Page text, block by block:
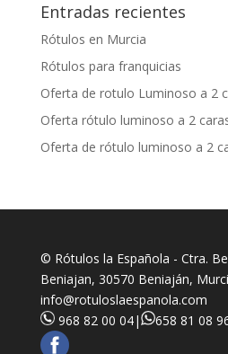
Entradas recientes
Rótulos en Murcia
Rótulos para franquicias
Oferta de rotulo Luminoso a 2
Oferta rótulo luminoso a 2
Oferta de rótulo luminoso a 2
© Rótulos la Española - Ctra.
Beniajan, 30570 Beniaján,
info@rotuloslaespanola.com
968 82 00 04| 658 81 08